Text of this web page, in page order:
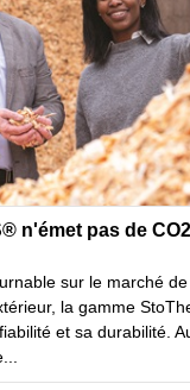
n'émet pas de
sur le marché
la gamme
et sa durabilité.